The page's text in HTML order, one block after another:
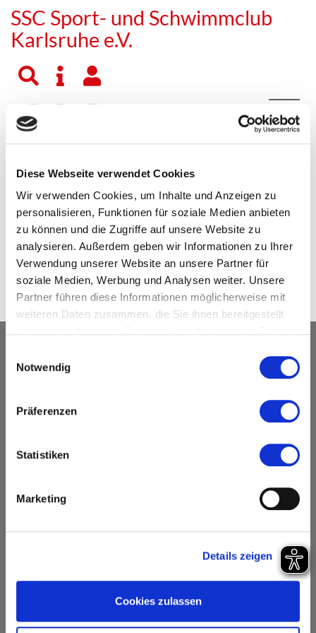
Diese Webseite verwendet Cookies
Wir verwenden Cookies, um Inhalte und Anzeigen zu
personalisieren, Funktionen für soziale Medien anbieten
zu können und die Zugriffe auf unsere Website zu
analysieren. Außerdem geben wir Informationen zu Ihrer
Verwendung unserer Website an unsere Partner für
soziale Medien, Werbung und Analysen weiter. Unsere
Partner führen diese Informationen möglicherweise mit
weiteren Daten zusammen, die Sie ihnen bereitgestellt
Notwendig
Präferenzen
Statistiken
Marketing
Details zeigen
Cookies zulassen
SSC Sport- und Schwimmclub
Karlsruhe e.V.
Abteilung Trainer Trainingszeiten
Trainer
Peter Zielinski (Abteilungsleiter)
Voranmeldung zum Schnuppertraining per E-Mail
Wir freuen uns auf Euer Kommen!